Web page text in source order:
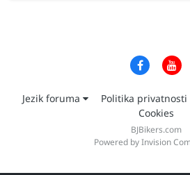
Jezik foruma Politika privatnosti
Cookies
BJBikers.com
Powered by Invision